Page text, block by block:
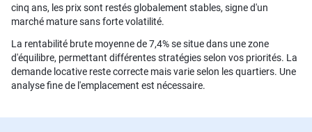
cinq ans, les prix sont restés globalement stables, signe d'un
marché mature sans forte volatilité.
La rentabilité brute moyenne de 7,4% se situe dans une zone
d'équilibre, permettant différentes stratégies selon vos priorités. La
demande locative reste correcte mais varie selon les quartiers. Une
analyse fine de l'emplacement est nécessaire.